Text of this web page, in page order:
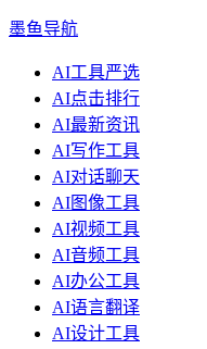
墨鱼导航
AI工具严选
AI点击排行
AI最新资讯
AI写作工具
AI对话聊天
AI图像工具
AI视频工具
AI音频工具
AI办公工具
AI语言翻译
AI设计工具